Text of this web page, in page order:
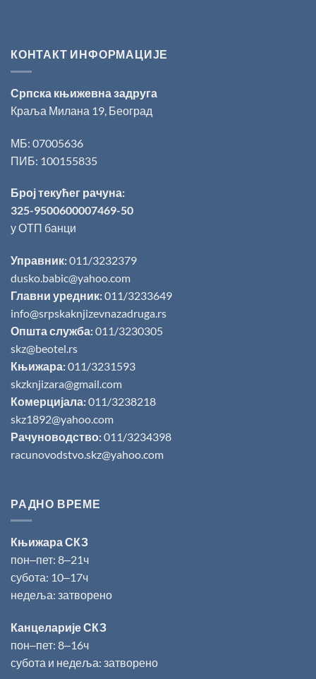
КОНТАКТ ИНФОРМАЦИЈЕ
Српска књижевна задруга
Краља Милана 19, Београд
МБ: 07005636
ПИБ: 100155835
Број текућег рачуна:
325-9500600007469-50
у ОТП банци
Управник:011/3232379
dusko.babic@yahoo.com
Главни уредник:011/3233649
info@srpskaknjizevnazadruga.rs
Општа служба:011/3230305
skz@beotel.rs
Књижара:011/3231593
skzknjizara@gmail.com
Комерцијала:011/3238218
skz1892@yahoo.com
Рачуноводство:011/3234398
racunovodstvo.skz@yahoo.com
РАДНО ВРЕМЕ
Књижара СКЗ
пон‒пет: 8‒21ч
субота: 10‒17ч
недеља: затворено
Канцеларије СКЗ
пон‒пет: 8‒16ч
субота и недеља: затворено